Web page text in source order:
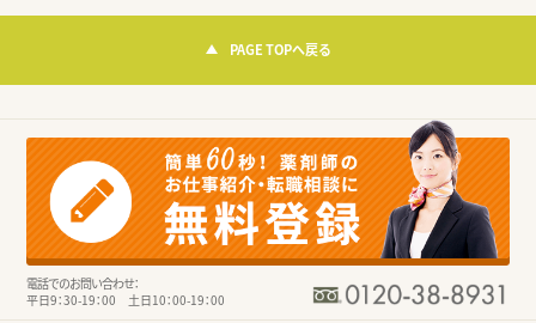
PAGE TOPへ戻る
電話でのお問い合わせ：
平日9：30-19：00 土日10：00-19：00